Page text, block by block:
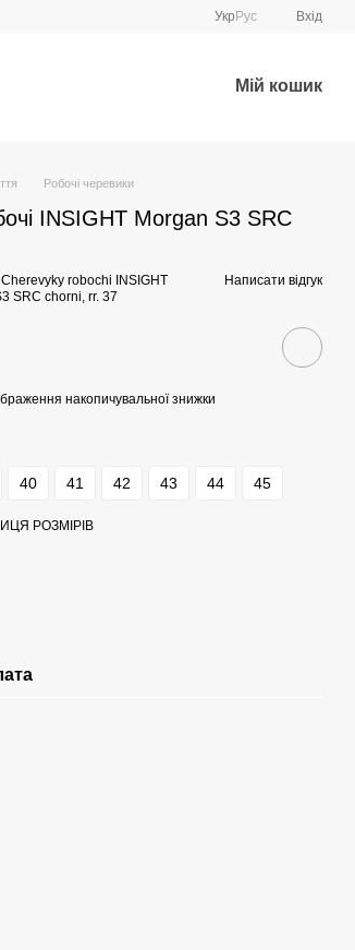
Укр Рус Вхід
Мій кошик
Робочі черевики
INSIGHT Morgan S3 SRC
robochi INSIGHT
SRC chorni, rr. 37
Написати відгук
накопичувальної знижки
40 41 42 43 44 45
РОЗМІРІВ